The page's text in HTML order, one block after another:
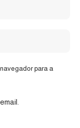
para a